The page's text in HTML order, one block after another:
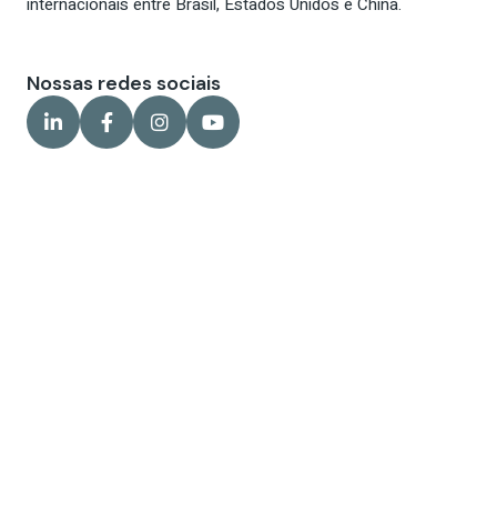
Nossas redes sociais